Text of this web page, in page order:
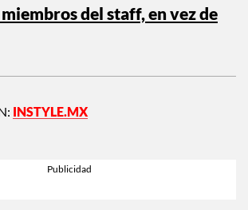
del staff, en vez de
INSTYLE.MX